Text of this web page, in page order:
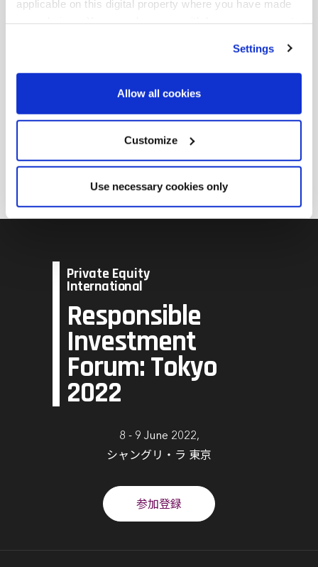
applicable on this digital property where you have made
Find out more about how your personal data is processed
We use cookies across this website for a number of
reasons, such as keeping the site reliable and secure;
correctly. We also use cookies for cross-site statistics,
marketing and analysis. You can change these at any
Settings
Allow all cookies
Customize
Use necessary cookies only
のチーフマネージャー。それ以前は、ストラクチャード
ファイナンス部門のシニアマネージャーとして、グロー
バルなプライベートエクイティファンド投資のポートフ
ォリオ管理を担当していた。また、同行のニューヨーク
とロンドン支社に勤務し、クレジット部門でも豊富な経
験を有する。国際基督教大学卒。公認証券アナリスト、
Private Equity
International
Responsible
Investment
Forum: Tokyo
2022
8 - 9 June 2022,
シャングリ・ラ 東京
参加登録